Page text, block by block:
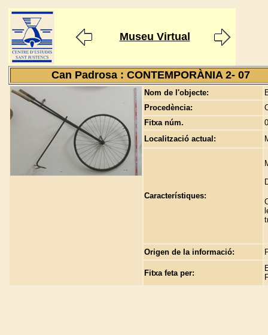
Museu Virtual
Can Padrosa : CONTEMPORÀNIA 2- 07
Nom de l'objecte:
Procedència:
Fitxa núm.
Localització actual:
Característiques:
Origen de la informació:
Fitxa feta per: